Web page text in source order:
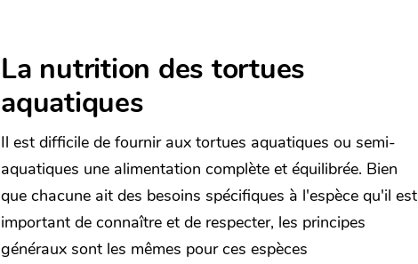
La nutrition des tortues
aquatiques
Il est difficile de fournir aux tortues aquatiques ou semi-
aquatiques une alimentation complète et équilibrée. Bien
que chacune ait des besoins spécifiques à l'espèce qu'il est
important de connaître et de respecter, les principes
généraux sont les mêmes pour ces espèces